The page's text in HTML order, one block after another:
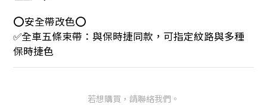
⭕️安全帶改色⭕️
✅全車五條束帶：與保時捷同款，可指定紋路與多種
保時捷色
若想購買，請聯絡我們。